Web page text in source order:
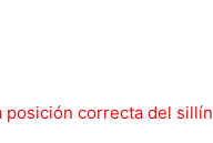
posición correcta del sillín